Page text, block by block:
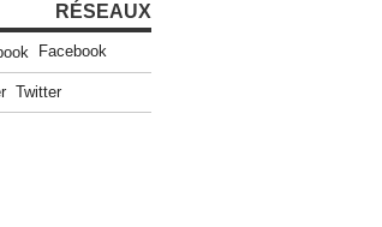
RÉSEAUX
Facebook
Twitter